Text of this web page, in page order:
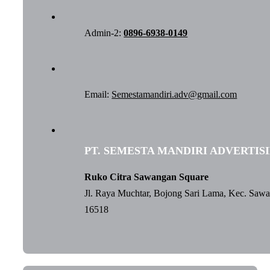
Admin-2:0896-6938-0149
Email: Semestamandiri.adv@gmail.com
PT. SEMESTA MANDIRI
Ruko Citra Sawangan Square
Jl. Raya Muchtar, Bojong Sari Lama, Kec.
16518